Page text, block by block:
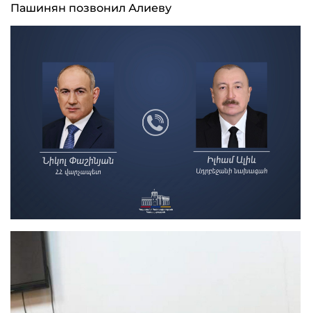
Пашинян позвонил Алиеву